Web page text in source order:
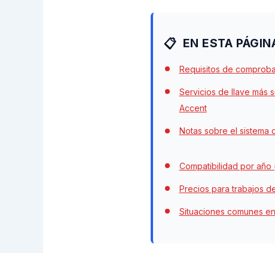
EN ESTA
Requisitos de
Servicios de llave más
Accent
Notas sobre el sistema
Compatibilidad por año
Precios para trabajos
Situaciones comunes